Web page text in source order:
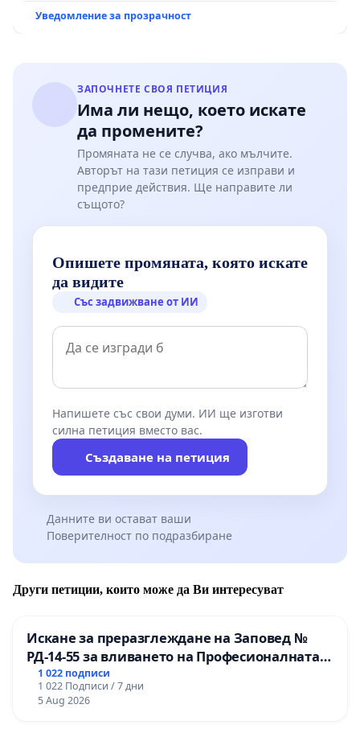
Мирово - к.к. Момин проход
Уведомление за прозрачност
ЗАПОЧНЕТЕ СВОЯ ПЕТИЦИЯ
Има ли нещо, което искате
да промените?
Промяната не се случва, ако мълчите.
Авторът на тази петиция се изправи и
предприе действия. Ще направите ли
същото?
Опишете промяната, която искате
да видите
Със задвижване от ИИ
Напишете със свои думи. ИИ ще изготви
силна петиция вместо вас.
Създаване на петиция
Данните ви остават ваши
Поверителност по подразбиране
Други петиции, които може да Ви интересуват
Искане за преразглеждане на Заповед №
РД-14-55 за вливането на Професионалната
гимназия по промишлени технологии в
Професионалната гимназия по икономика и
мениджмънт – гр. Пазарджик
1 022 подписи
1 022 Подписи / 7 дни
5 Aug 2026